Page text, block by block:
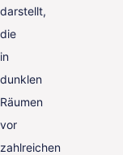
darstellt,
die
in
dunklen
Räumen
vor
zahlreichen